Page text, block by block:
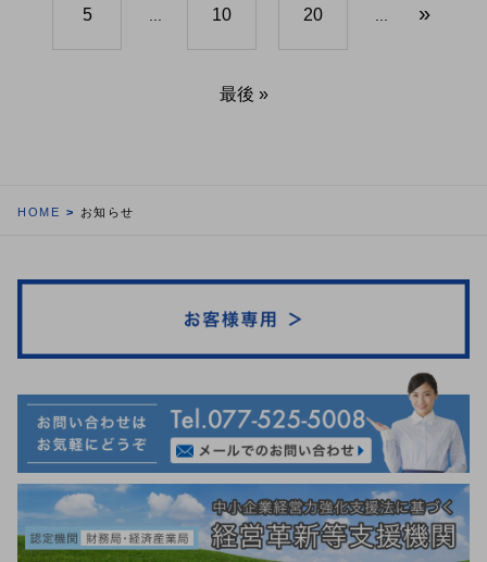
5 10 20 »
最後 »
HOME お知らせ